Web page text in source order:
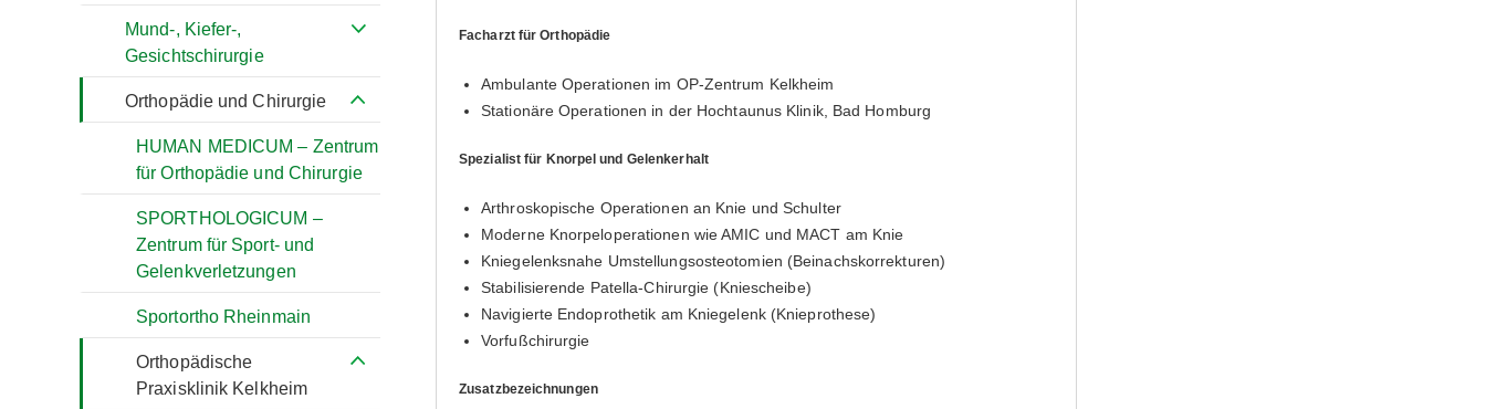
Mund-, Kiefer-,
Gesichtschirurgie
Orthopädie und Chirurgie
HUMAN MEDICUM – Zentrum
für Orthopädie und Chirurgie
SPORTHOLOGICUM –
Zentrum für Sport- und
Gelenkverletzungen
Sportortho Rheinmain
Orthopädische
Praxisklinik Kelkheim
Facharzt für Orthopädie
Ambulante Operationen im OP-Zentrum Kelkheim
Stationäre Operationen in der Hochtaunus Klinik, Bad Homburg
Spezialist für Knorpel und Gelenkerhalt
Arthroskopische Operationen an Knie und Schulter
Moderne Knorpeloperationen wie AMIC und MACT am Knie
Kniegelenksnahe Umstellungsosteotomien (Beinachskorrekturen)
Stabilisierende Patella-Chirurgie (Kniescheibe)
Navigierte Endoprothetik am Kniegelenk (Knieprothese)
Vorfußchirurgie
Zusatzbezeichnungen